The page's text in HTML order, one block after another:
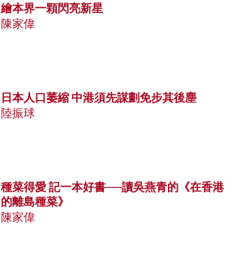
繪本界一顆閃亮新星
陳家偉
日本人口萎縮 中港須先謀劃免步其後塵
陸振球
種菜得愛 記一本好書──讀吳燕青的《在香港
的離島種菜》
陳家偉